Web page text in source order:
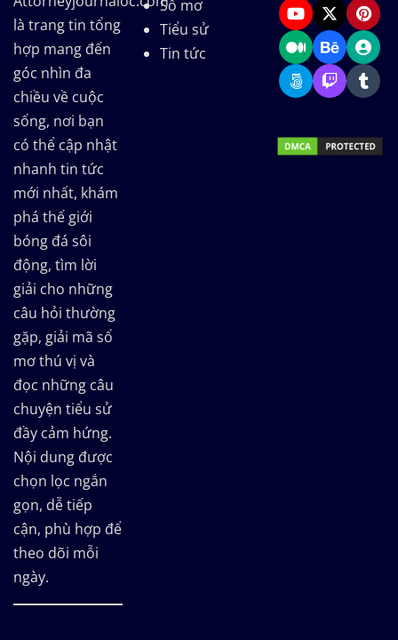
là trang tin tổng
hợp mang đến
góc nhìn đa
chiều về cuộc
sống, nơi bạn
có thể cập nhật
nhanh tin tức
mới nhất, khám
phá thế giới
bóng đá sôi
động, tìm lời
giải cho những
câu hỏi thường
gặp, giải mã sổ
mơ thú vị và
đọc những câu
chuyện tiểu sử
đầy cảm hứng.
Nội dung được
chọn lọc ngắn
gọn, dễ tiếp
cận, phù hợp để
theo dõi mỗi
ngày.
Sổ mơ
Tiểu sử
Tin tức